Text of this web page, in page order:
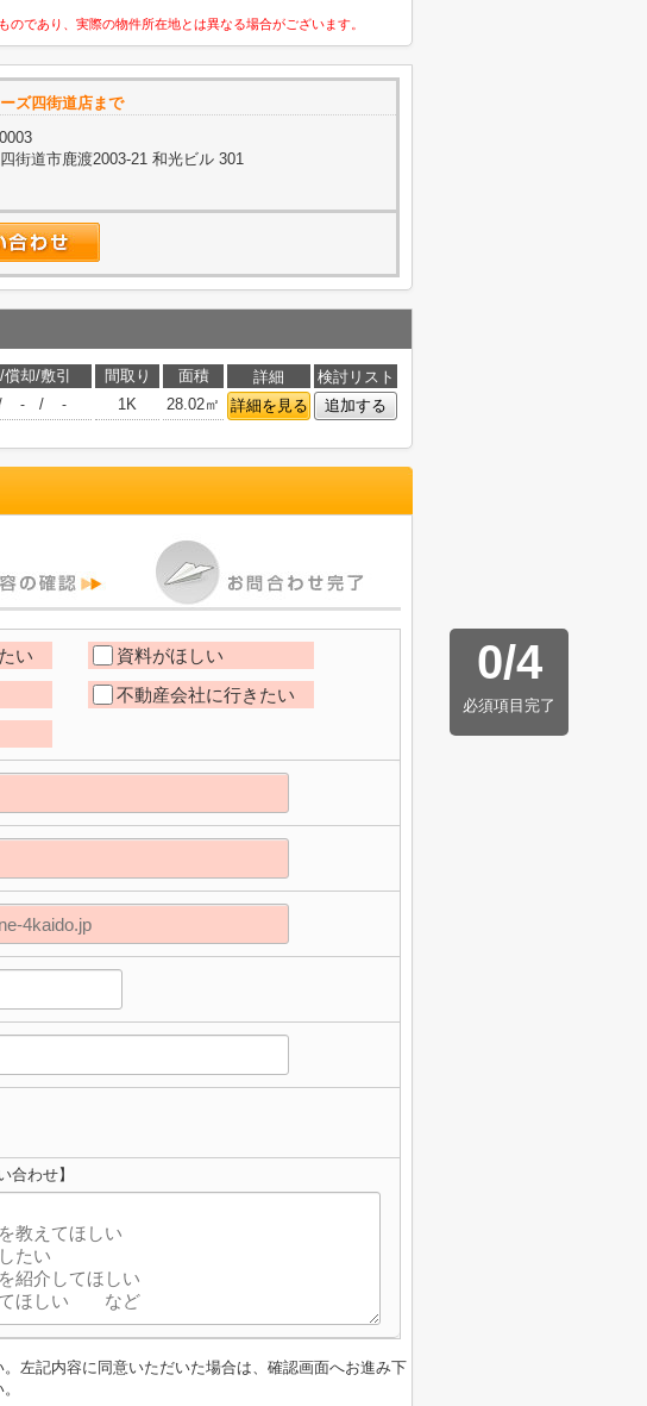
であり、実際の物件所在地とは異なる場合がございます。
ズ四街道店まで
街道市鹿渡2003-21 和光ビル 301
却/敷引 間取り 面積 詳細
検討リスト
- / - 1K 28.02㎡ 詳細を見る 追加する
0/4
必須項目完了
い
資料がほしい
不動産会社に行きたい
合わせ】
左記内容に同意いただいた場合は、確認画面へお進み下